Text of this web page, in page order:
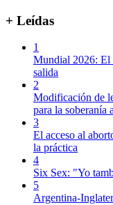
+ Leídas
1
Mundial 2026: El
salida
2
Modificación de
para la soberanía
3
El acceso al
la práctica
4
Six Sex: "Yo
5
Argentina-